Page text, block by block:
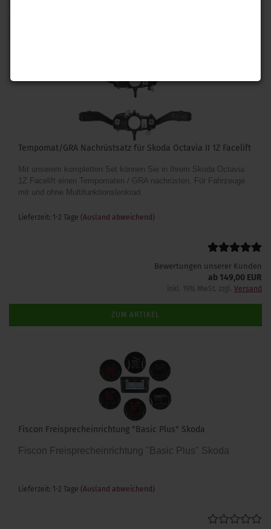
Tempomat/GRA Nachrüstsatz für Skoda Octavia II 1Z Facelift
Mit unserem kompletten Set können Sie in Ihrem Skoda Octavia
1Z Facelift einen Tempomaten / GRA nachrüsten. Für Fahrzeuge
mit und ohne Multifunktionslenkrad.
Lieferzeit: 1-2 Tage (Ausland abweichend)
Bewertungen unserer Kunden
ab 149,00 EUR
inkl. 19% MwSt. zzgl. Versand
ZUM ARTIKEL
Fiscon Freisprecheinrichtung "Basic Plus" Skoda
Fiscon Freisprecheinrichtung "Basic Plus" Skoda
Lieferzeit: 1-2 Tage (Ausland abweichend)